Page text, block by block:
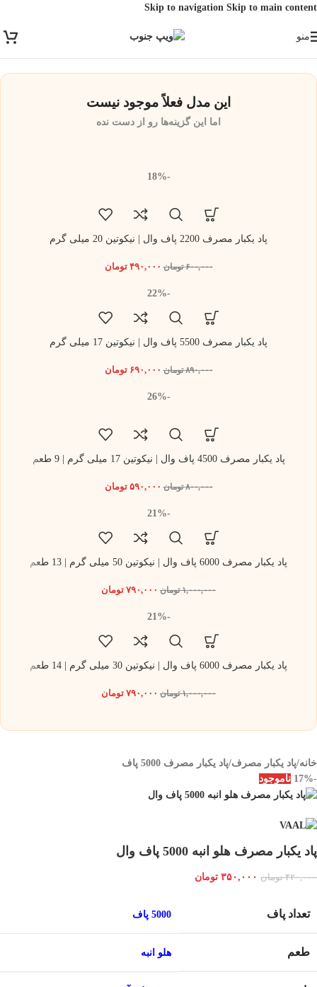
Skip to navigation Skip to main content
پست و تیپاکس
منو
این مدل فعلاً موجود نیست
اما این گزینه‌ها رو از دست نده
-18%
پاد یکبار مصرف 2200 پاف وال | نیکوتین 20 میلی گرم
۶۰۰,۰۰۰ تومان ۴۹۰,۰۰۰ تومان
-22%
پاد یکبار مصرف 5500 پاف وال | نیکوتین 17 میلی گرم
۸۹۰,۰۰۰ تومان ۶۹۰,۰۰۰ تومان
-26%
پاد یکبار مصرف 4500 پاف وال | نیکوتین 17 میلی گرم | 9 طعم
۸۰۰,۰۰۰ تومان ۵۹۰,۰۰۰ تومان
-21%
پاد یکبار مصرف 6000 پاف وال | نیکوتین 50 میلی گرم | 13 طعم
۱,۰۰۰,۰۰۰ تومان ۷۹۰,۰۰۰ تومان
-21%
پاد یکبار مصرف 6000 پاف وال | نیکوتین 30 میلی گرم | 14 طعم
۱,۰۰۰,۰۰۰ تومان ۷۹۰,۰۰۰ تومان
خانه/پاد یکبار مصرف/پاد یکبار مصرف 5000 پاف
-17%
ناموجود
پاد یکبار مصرف هلو انبه 5000 پاف وال
۴۲۰,۰۰۰ تومان ۳۵۰,۰۰۰ تومان
تعداد پاف 5000 پاف
طعم هلو انبه